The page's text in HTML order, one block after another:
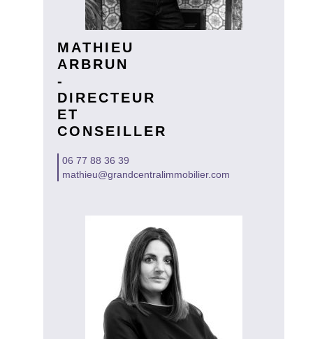
MATHIEU
ARBRUN
-
DIRECTEUR
ET
CONSEILLER
06 77 88 36 39
mathieu@grandcentralimmobilier.com